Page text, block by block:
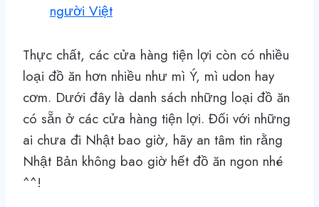
người Việt
Thực chất, các cửa hàng tiện lợi còn có nhiều
loại đồ ăn hơn nhiều như mì Ý, mì udon hay
cơm. Dưới đây là danh sách những loại đồ ăn
có sẵn ở các cửa hàng tiện lợi. Đối với những
ai chưa đi Nhật bao giờ, hãy an tâm tin rằng
Nhật Bản không bao giờ hết đồ ăn ngon nhé
^^!